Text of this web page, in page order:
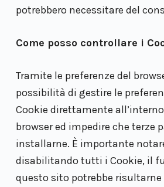
potrebbero necessitare del
Come posso controllare i
Tramite le preferenze del
possibilità di gestire le
Cookie direttamente
browser ed impedire che terze
installarne. È importante
disabilitando tutti i Cookie, il
questo sito potrebbe